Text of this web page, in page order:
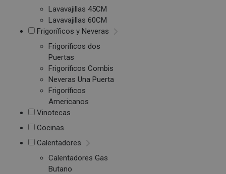
Lavavajillas 45CM
Lavavajillas 60CM
Frigoríficos y Neveras
Frigoríficos dos
Puertas
Frigoríficos Combis
Neveras Una Puerta
Frigoríficos
Americanos
Vinotecas
Cocinas
Calentadores
Calentadores Gas
Butano